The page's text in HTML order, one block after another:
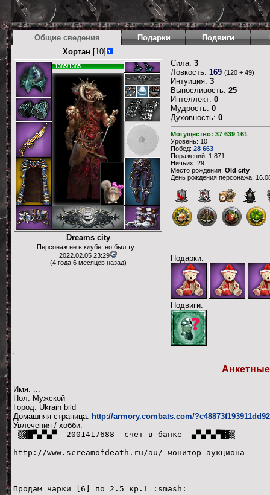
Общие сведения Подарки Подвиги
Хортан [10]
1385/1385
Dreams city
Персонаж не в клубе, но был тут:
2022.02.05 23:29
(4 года 6 месяцев назад)
Сила: 3
Ловкость: 169 (120 + 49)
Интуиция: 3
Выносливость: 25
Интеллект: 0
Мудрость: 0
Духовность: 0
Могущество: 37 639 161
Уровень: 10
Побед: 28 663
Поражений: 1 871
Ничьих: 29
Место рождения: Old city
День рождения персонажа:
Подарки:
Подвиги:
Имя: ...
Пол: Мужской
Город: Ukrain bild
Домашняя страница: http://armory.combats.com/
Увлечения / хобби:
▒▓█▀▄▀▄▀ 2001417688- счёт в банке ▄▀▄▀▄▀█▓▒
http://www.screamofdeath.ru/au/ монитор аукциона
Продам чарки [6] по 2.5 кр.! :smash: